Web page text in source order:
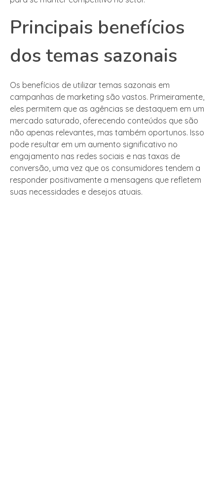
Principais benefícios
dos temas sazonais
Os benefícios de utilizar temas sazonais em
campanhas de marketing são vastos. Primeiramente,
eles permitem que as agências se destaquem em um
mercado saturado, oferecendo conteúdos que são
não apenas relevantes, mas também oportunos. Isso
pode resultar em um aumento significativo no
engajamento nas redes sociais e nas taxas de
conversão, uma vez que os consumidores tendem a
responder positivamente a mensagens que refletem
suas necessidades e desejos atuais.